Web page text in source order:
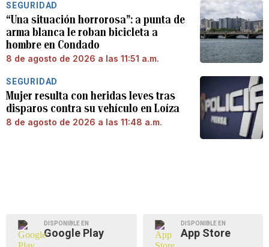
SEGURIDAD
“Una situación horrorosa”: a punta de
arma blanca le roban bicicleta a
hombre en Condado
8 de agosto de 2026 a las 11:51 a.m.
SEGURIDAD
Mujer resulta con heridas leves tras
disparos contra su vehículo en Loíza
8 de agosto de 2026 a las 11:48 a.m.
DISPONIBLE EN
Google Play
DISPONIBLE EN
App Store